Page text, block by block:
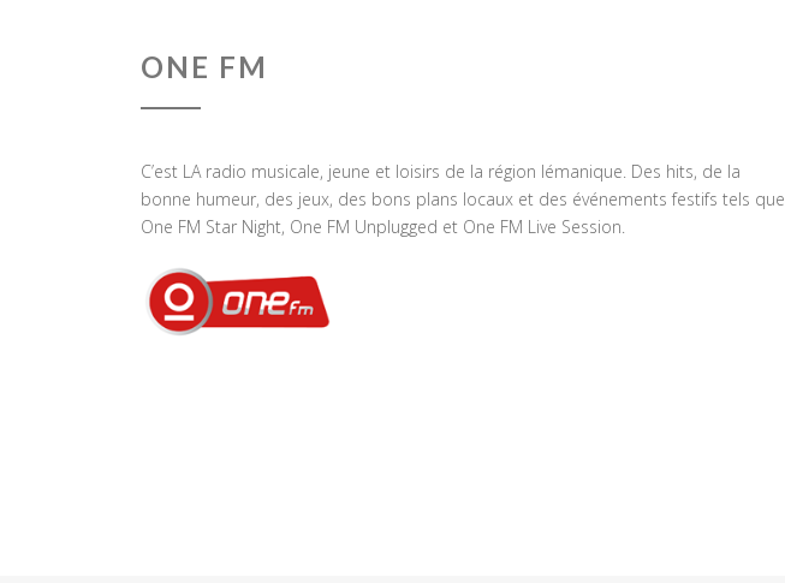
ONE FM
C’est LA radio musicale, jeune et loisirs de la région lémanique. Des hits, de la
bonne humeur, des jeux, des bons plans locaux et des événements festifs tels que
One FM Star Night, One FM Unplugged et One FM Live Session.